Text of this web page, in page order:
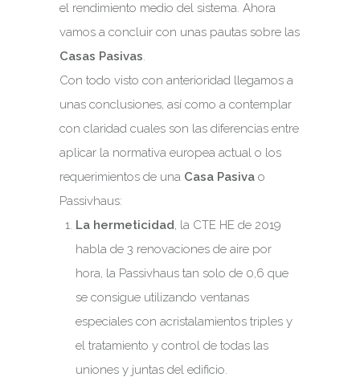
el rendimiento medio del sistema. Ahora
vamos a concluir con unas pautas sobre las
Casas Pasivas.
Con todo visto con anterioridad llegamos a
unas conclusiones, así como a contemplar
con claridad cuales son las diferencias entre
aplicar la normativa europea actual o los
requerimientos de una Casa Pasiva o
Passivhaus:
La hermeticidad, la CTE HE de 2019
habla de 3 renovaciones de aire por
hora, la Passivhaus tan solo de 0,6 que
se consigue utilizando ventanas
especiales con acristalamientos triples y
el tratamiento y control de todas las
uniones y juntas del edificio.